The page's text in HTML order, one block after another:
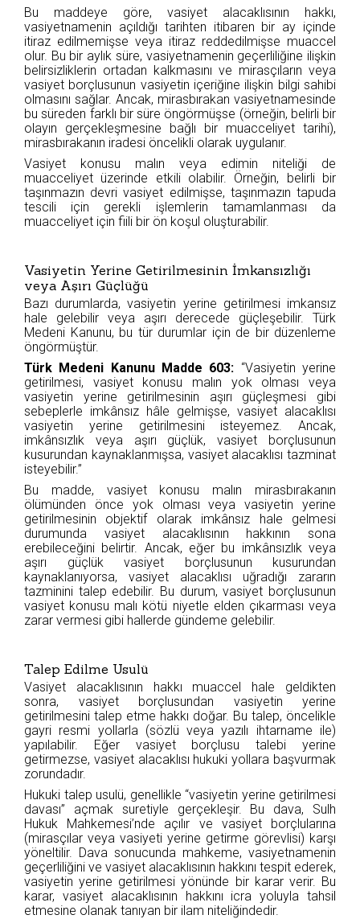
Bu maddeye göre, vasiyet alacaklısının hakkı,
vasiyetnamenin açıldığı tarihten itibaren bir ay içinde
itiraz edilmemişse veya itiraz reddedilmişse muaccel
olur. Bu bir aylık süre, vasiyetnamenin geçerliliğine ilişkin
belirsizliklerin ortadan kalkmasını ve mirasçıların veya
vasiyet borçlusunun vasiyetin içeriğine ilişkin bilgi sahibi
olmasını sağlar. Ancak, mirasbırakan vasiyetnamesinde
bu süreden farklı bir süre öngörmüşse (örneğin, belirli bir
olayın gerçekleşmesine bağlı bir muacceliyet tarihi),
mirasbırakanın iradesi öncelikli olarak uygulanır.
Vasiyet konusu malın veya edimin niteliği de
muacceliyet üzerinde etkili olabilir. Örneğin, belirli bir
taşınmazın devri vasiyet edilmişse, taşınmazın tapuda
tescili için gerekli işlemlerin tamamlanması da
muacceliyet için fiili bir ön koşul oluşturabilir.
Vasiyetin Yerine Getirilmesinin İmkansızlığı
veya Aşırı Güçlüğü
Bazı durumlarda, vasiyetin yerine getirilmesi imkansız
hale gelebilir veya aşırı derecede güçleşebilir. Türk
Medeni Kanunu, bu tür durumlar için de bir düzenleme
öngörmüştür.
Türk Medeni Kanunu Madde 603: “Vasiyetin yerine
getirilmesi, vasiyet konusu malın yok olması veya
vasiyetin yerine getirilmesinin aşırı güçleşmesi gibi
sebeplerle imkânsız hâle gelmişse, vasiyet alacaklısı
vasiyetin yerine getirilmesini isteyemez. Ancak,
imkânsızlık veya aşırı güçlük, vasiyet borçlusunun
kusurundan kaynaklanmışsa, vasiyet alacaklısı tazminat
isteyebilir.”
Bu madde, vasiyet konusu malın mirasbırakanın
ölümünden önce yok olması veya vasiyetin yerine
getirilmesinin objektif olarak imkânsız hale gelmesi
durumunda vasiyet alacaklısının hakkının sona
erebileceğini belirtir. Ancak, eğer bu imkânsızlık veya
aşırı güçlük vasiyet borçlusunun kusurundan
kaynaklanıyorsa, vasiyet alacaklısı uğradığı zararın
tazminini talep edebilir. Bu durum, vasiyet borçlusunun
vasiyet konusu malı kötü niyetle elden çıkarması veya
zarar vermesi gibi hallerde gündeme gelebilir.
Talep Edilme Usulü
Vasiyet alacaklısının hakkı muaccel hale geldikten
sonra, vasiyet borçlusundan vasiyetin yerine
getirilmesini talep etme hakkı doğar. Bu talep, öncelikle
gayri resmi yollarla (sözlü veya yazılı ihtarname ile)
yapılabilir. Eğer vasiyet borçlusu talebi yerine
getirmezse, vasiyet alacaklısı hukuki yollara başvurmak
zorundadır.
Hukuki talep usulü, genellikle “vasiyetin yerine getirilmesi
davası” açmak suretiyle gerçekleşir. Bu dava, Sulh
Hukuk Mahkemesi’nde açılır ve vasiyet borçlularına
(mirasçılar veya vasiyeti yerine getirme görevlisi) karşı
yöneltilir. Dava sonucunda mahkeme, vasiyetnamenin
geçerliliğini ve vasiyet alacaklısının hakkını tespit ederek,
vasiyetin yerine getirilmesi yönünde bir karar verir. Bu
karar, vasiyet alacaklısının hakkını icra yoluyla tahsil
etmesine olanak tanıyan bir ilam niteliğindedir.